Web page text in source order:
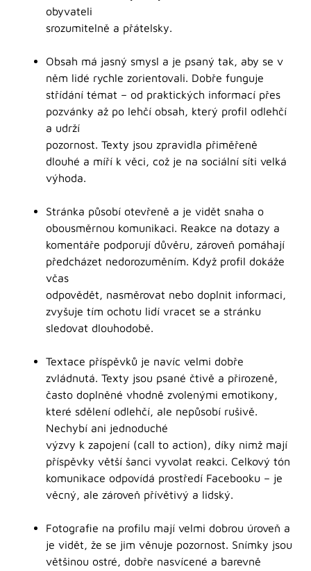
obyvateli
srozumitelně a přátelsky.
Obsah má jasný smysl a je psaný tak, aby se v
něm lidé rychle zorientovali. Dobře funguje
střídání témat – od praktických informací přes
pozvánky až po lehčí obsah, který profil odlehčí
a udrží
pozornost. Texty jsou zpravidla přiměřeně
dlouhé a míří k věci, což je na sociální síti velká
výhoda.
Stránka působí otevřeně a je vidět snaha o
obousměrnou komunikaci. Reakce na dotazy a
komentáře podporují důvěru, zároveň pomáhají
předcházet nedorozuměním. Když profil dokáže
včas
odpovědět, nasměrovat nebo doplnit informaci,
zvyšuje tím ochotu lidí vracet se a stránku
sledovat dlouhodobě.
Textace příspěvků je navíc velmi dobře
zvládnutá. Texty jsou psané čtivě a přirozeně,
často doplněné vhodně zvolenými emotikony,
které sdělení odlehčí, ale nepůsobí rušivě.
Nechybí ani jednoduché
výzvy k zapojení (call to action), díky nimž mají
příspěvky větší šanci vyvolat reakci. Celkový tón
komunikace odpovídá prostředí Facebooku – je
věcný, ale zároveň přívětivý a lidský.
Fotografie na profilu mají velmi dobrou úroveň a
je vidět, že se jim věnuje pozornost. Snímky jsou
většinou ostré, dobře nasvícené a barevně